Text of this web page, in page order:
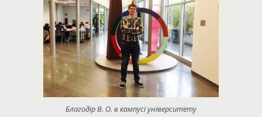
Благодір В. О. в кампусі університету